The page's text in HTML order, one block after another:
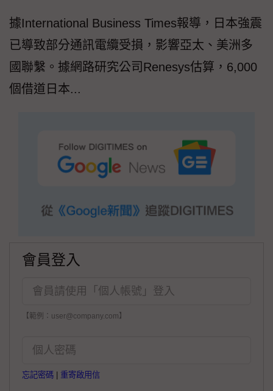
據International Business Times報導，日本強震
已導致部分通訊電纜受損，影響亞太、美洲多
國聯繫。據網路研究公司Renesys估算，6,000
個借道日本...
會員登入
【範例：user@company.com】
忘記密碼 重寄啟用信